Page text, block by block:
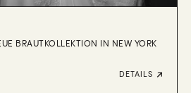
BRAUTKOLLEKTION IN NEW YORK
DETAILS